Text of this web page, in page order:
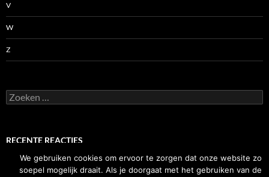
V
W
Z
Zoeken
naar:
RECENTE REACTIES
We gebruiken cookies om ervoor te zorgen dat onze website zo
soepel mogelijk draait. Als je doorgaat met het gebruiken van de